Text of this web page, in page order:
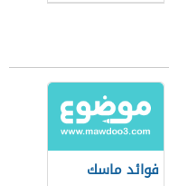
فوائد ماسك